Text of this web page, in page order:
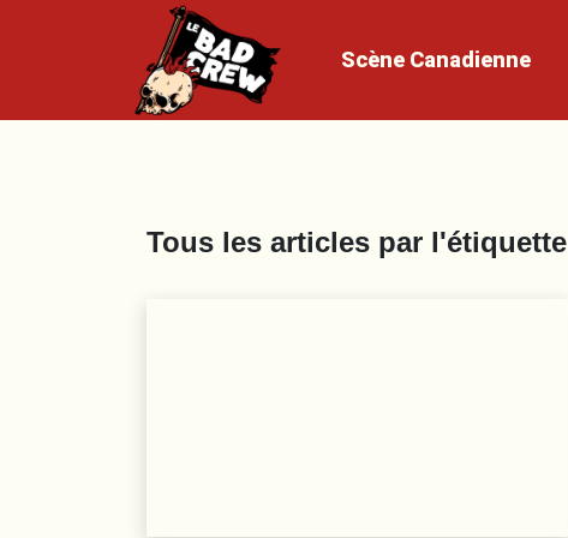
Scène Canadienne
Tous les articles par l'étiquette